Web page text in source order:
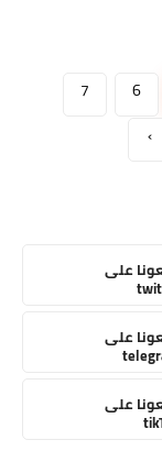
6
7
›
على
على
على